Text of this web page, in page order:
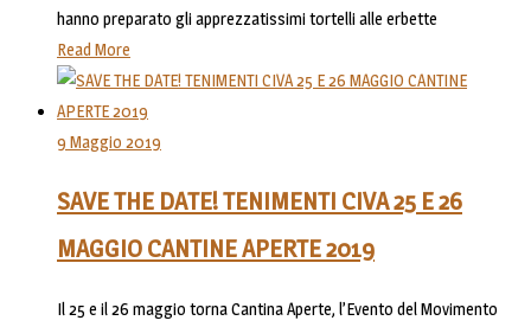
hanno preparato gli apprezzatissimi tortelli alle erbette
Read More
9 Maggio 2019
SAVE THE DATE! TENIMENTI CIVA 25 E 26
MAGGIO CANTINE APERTE 2019
Il 25 e il 26 maggio torna Cantina Aperte, l’Evento del Movimento